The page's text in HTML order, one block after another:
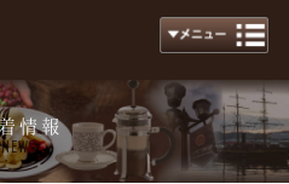
情報
News